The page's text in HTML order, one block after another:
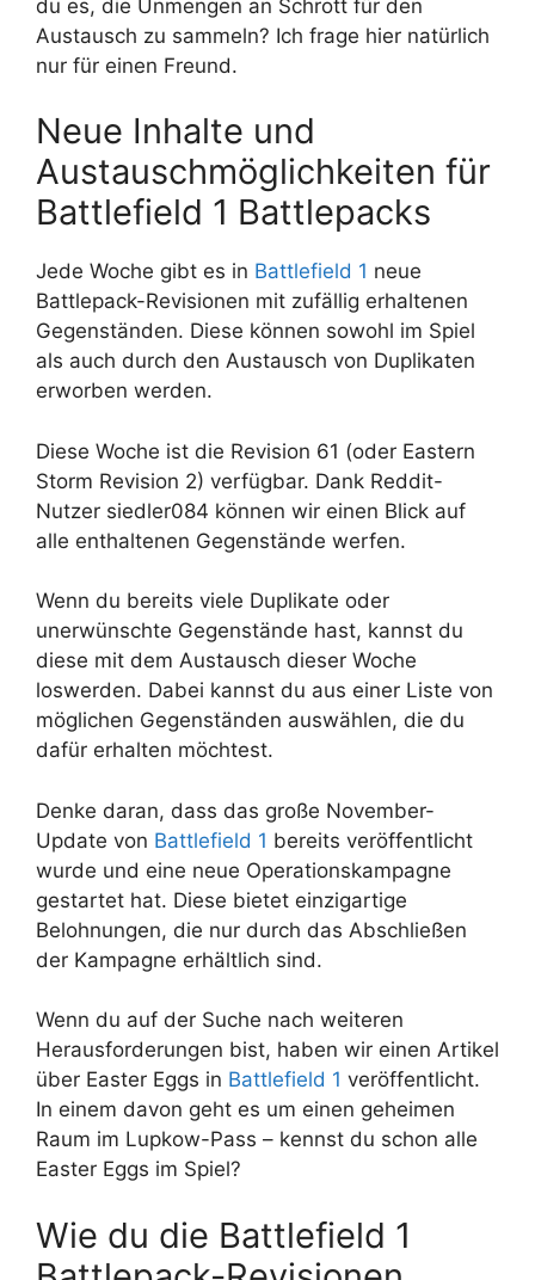
du es, die Unmengen an Schrott für den
Austausch zu sammeln? Ich frage hier natürlich
nur für einen Freund.
Neue Inhalte und
Austauschmöglichkeiten für
Battlefield 1 Battlepacks
Jede Woche gibt es in Battlefield 1 neue
Battlepack-Revisionen mit zufällig erhaltenen
Gegenständen. Diese können sowohl im Spiel
als auch durch den Austausch von Duplikaten
erworben werden.
Diese Woche ist die Revision 61 (oder Eastern
Storm Revision 2) verfügbar. Dank Reddit-
Nutzer siedler084 können wir einen Blick auf
alle enthaltenen Gegenstände werfen.
Wenn du bereits viele Duplikate oder
unerwünschte Gegenstände hast, kannst du
diese mit dem Austausch dieser Woche
loswerden. Dabei kannst du aus einer Liste von
möglichen Gegenständen auswählen, die du
dafür erhalten möchtest.
Denke daran, dass das große November-
Update von Battlefield 1 bereits veröffentlicht
wurde und eine neue Operationskampagne
gestartet hat. Diese bietet einzigartige
Belohnungen, die nur durch das Abschließen
der Kampagne erhältlich sind.
Wenn du auf der Suche nach weiteren
Herausforderungen bist, haben wir einen Artikel
über Easter Eggs in Battlefield 1 veröffentlicht.
In einem davon geht es um einen geheimen
Raum im Lupkow-Pass – kennst du schon alle
Easter Eggs im Spiel?
Wie du die Battlefield 1